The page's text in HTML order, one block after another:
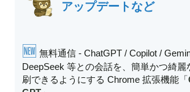
アップデートなど